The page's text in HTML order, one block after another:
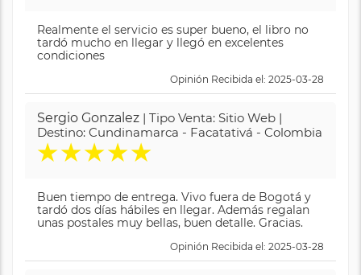
Realmente el servicio es super bueno, el libro no
tardó mucho en llegar y llegó en excelentes
condiciones
Opinión Recibida el: 2025-03-28
Sergio Gonzalez | Tipo Venta: Sitio Web |
Destino: Cundinamarca - Facatativá - Colombia
★★★★★
Buen tiempo de entrega. Vivo fuera de Bogotá y
tardó dos días hábiles en llegar. Además regalan
unas postales muy bellas, buen detalle. Gracias.
Opinión Recibida el: 2025-03-28